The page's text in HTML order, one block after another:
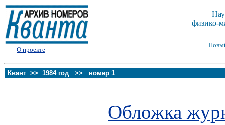
О проекте
физико-
Квант >> 1984 год >> номер 1
Обложка